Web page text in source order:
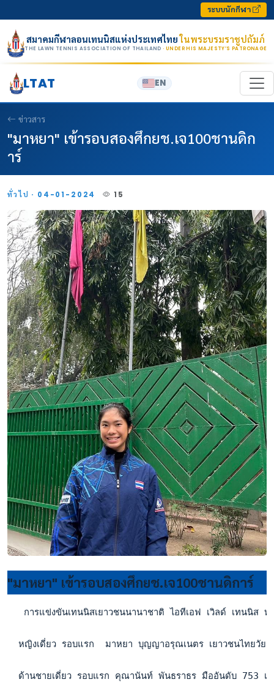
ระบบนักกีฬา
สมาคมกีฬาลอนเทนนิสแห่งประเทศไทยในพระบรมราชูปถัมภ์
THE LAWN TENNIS ASSOCIATION OF THAILAND · UNDER HIS MAJESTY’S PATRONAGE
LTAT EN
ข่าวสาร
"มาหยา" เข้ารอบสองศึกยช.เจ100ชานดิก
าร์
ทั่วไป · 04-01-2024 15
"มาหยา" เข้ารอบสองศึกยช.เจ100ชานดิการ์
การแข่งขันเทนนิสเยาวชนนานาชาติ ไอทีเอฟ เวิลด์ เทนนิส
หญิงเดี่ยว รอบแรก  มาหยา บุญญาอรุณเนตร เยาวชนไทยวัย
ด้านชายเดี่ยว รอบแรก คุณานันท์ พันธราธร มืออันดับ 753 เ